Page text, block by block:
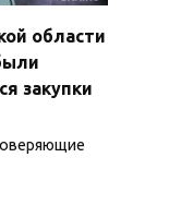
области
закупки